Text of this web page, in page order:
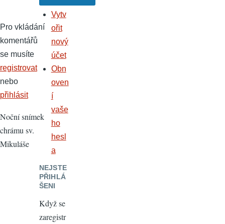
Pro vkládání
komentářů
se musíte
registrovat
nebo
přihlásit
Noční snímek
chrámu sv.
Mikuláše
Vytv
ořit
nový
účet
Obn
oven
í
vaše
ho
hesl
a
NEJSTE
PŘIHLÁ
ŠENI
Když se
zaregistr